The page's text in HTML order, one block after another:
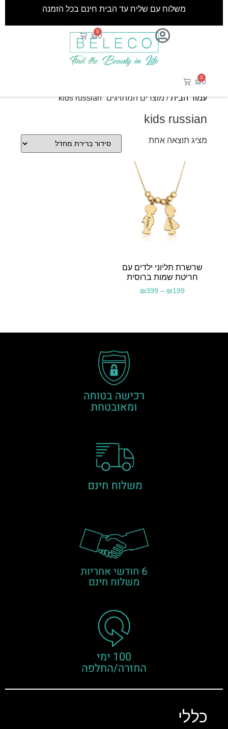
₪0
0
משלוח עם שליח עד הבית חינם בכל הזמנה
₪0
0
עמוד הבית/ מוצרים המתויגים “kids russian”
kids russian
מציג תוצאה אחת
שרשרת תליוני ילדים עם
חריטת שמות ברוסית
₪199
–
₪399
כללי